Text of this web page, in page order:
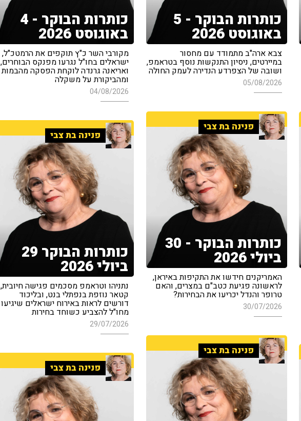
כותרות הבוקר - 5
באוגוסט 2026
צבא ארה"ב מתמודד עם מחסור
במיירטים, ניסיון התנקשות נוסף בטראמפ,
ושובה של הצפרדע הנדירה לעמק החולה
05/08/2026
כותרות הבוקר - 4
באוגוסט 2026
מקורבי השר כ"ץ תוקפים את הרמטכ"ל,
ישראלים בחו"ל נגרעו מפנקס הבוחרים,
ואריאנה גרנדה לוקחת הפסקה מהבמות
ומהביקורת על משקלה
04/08/2026
פנינה בת צבי
כותרות הבוקר - 30
ביולי 2026
האמריקנים חידשו את התקיפות באיראן,
לראשונה פגיעת כטב"ם במצרים, והאם
טרופר והנדל יכריעו את הבחירות?
30/07/2026
פנינה בת צבי
כותרות הבוקר 29
ביולי 2026
נתניהו וטראמפ מסכמים פגישה חיובית,
קטאר נוזפת בנפתלי בנט, ובליכוד
דורשים לראות באירוח ישראלים שיגיעו
מחו"ל להצביע כשוחד בחירות
29/07/2026
פנינה בת צבי
פנינה בת צבי